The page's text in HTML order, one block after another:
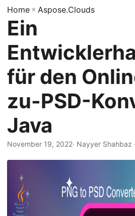
i
o
n
u
m
c
h
Home » Aspose.Clouds
Ein
für den
zu-PSD-
Java
November 19, 2022· Nayyer Shahbaz